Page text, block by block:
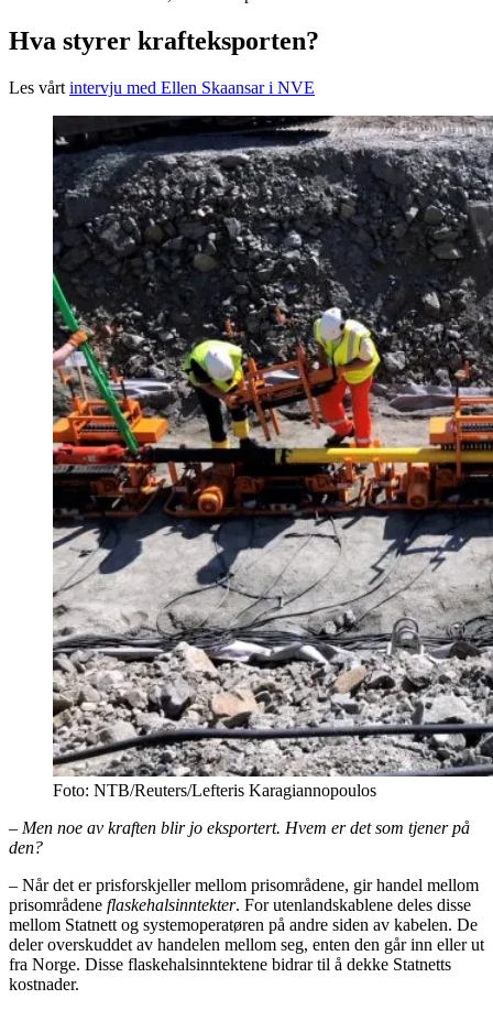
Hva styrer krafteksporten?
Les vårt intervju med Ellen Skaansar i NVE
Foto: NTB/Reuters/Lefteris Karagiannopoulos
– Men noe av kraften blir jo eksportert. Hvem er det som tjener på
den?
– Når det er prisforskjeller mellom prisområdene, gir handel mellom
prisområdene flaskehalsinntekter. For utenlandskablene deles disse
mellom Statnett og systemoperatøren på andre siden av kabelen. De
deler overskuddet av handelen mellom seg, enten den går inn eller ut
fra Norge. Disse flaskehalsinntektene bidrar til å dekke Statnetts
kostnader.